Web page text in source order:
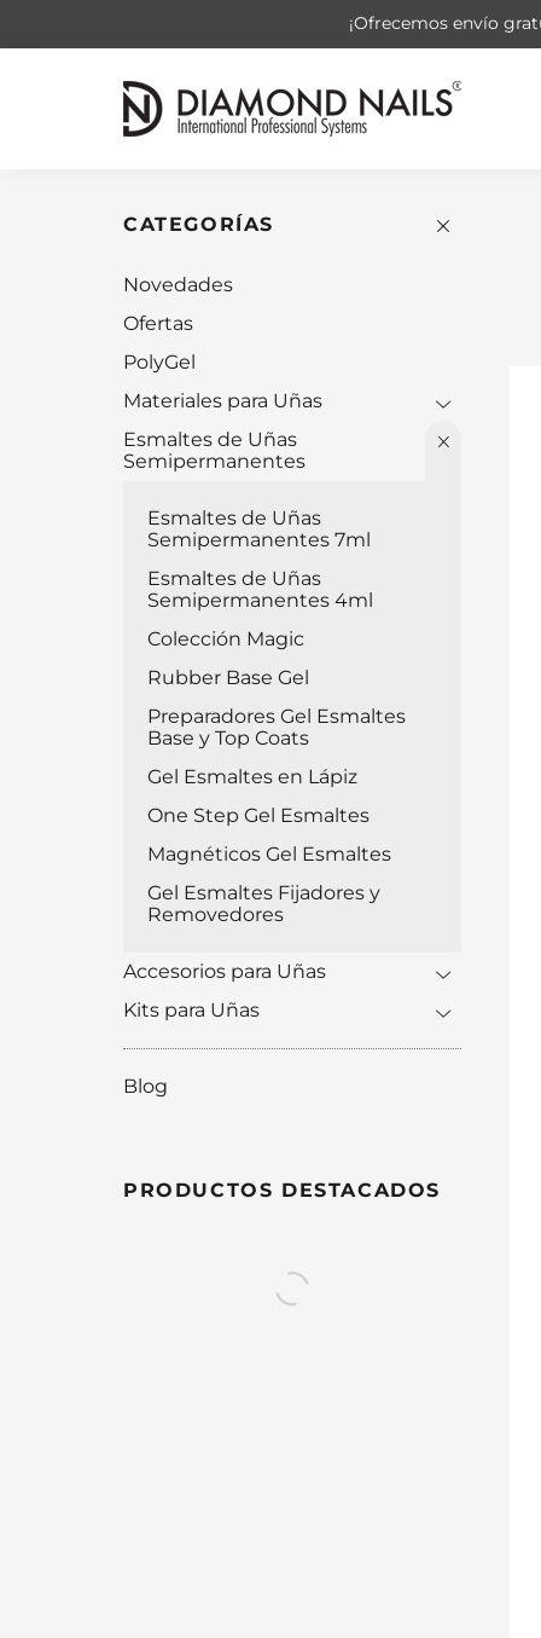
¡Ofrecemos envío
CATEGORÍAS
Novedades
Ofertas
PolyGel
Materiales para Uñas
Esmaltes de Uñas
Semipermanentes
Esmaltes de Uñas
Semipermanentes 7ml
Esmaltes de Uñas
Semipermanentes 4ml
Colección Magic
Rubber Base Gel
Preparadores Gel Esmaltes
Base y Top Coats
Gel Esmaltes en Lápiz
One Step Gel Esmaltes
Magnéticos Gel Esmaltes
Gel Esmaltes Fijadores y
Removedores
Accesorios para Uñas
Kits para Uñas
Blog
PRODUCTOS DESTACADOS